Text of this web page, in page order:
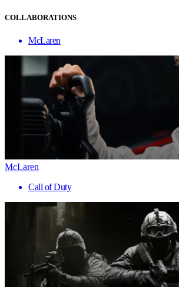
COLLABORATIONS
McLaren
McLaren
Call of Duty